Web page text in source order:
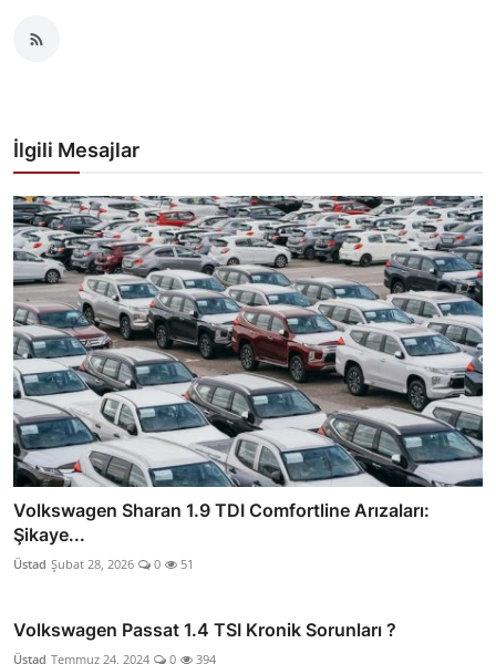
İlgili Mesajlar
Volkswagen Sharan 1.9 TDI Comfortline Arızaları:
Şikaye...
Üstad Şubat 28, 2026 0 51
Volkswagen Passat 1.4 TSI Kronik Sorunları ?
Üstad Temmuz 24, 2024 0 394